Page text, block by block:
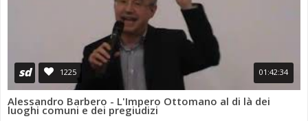
sd 1225 01:42:34
Alessandro Barbero - L'Impero Ottomano al di là dei
luoghi comuni e dei pregiudizi